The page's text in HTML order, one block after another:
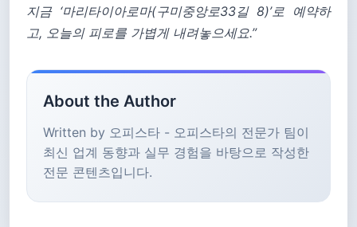
지금 ‘마리타이아로마(구미중앙로33길 8)’로 예약하
고, 오늘의 피로를 가볍게 내려놓으세요.”
About the Author
Written by 오피스타 - 오피스타의 전문가 팀이
최신 업계 동향과 실무 경험을 바탕으로 작성한
전문 콘텐츠입니다.